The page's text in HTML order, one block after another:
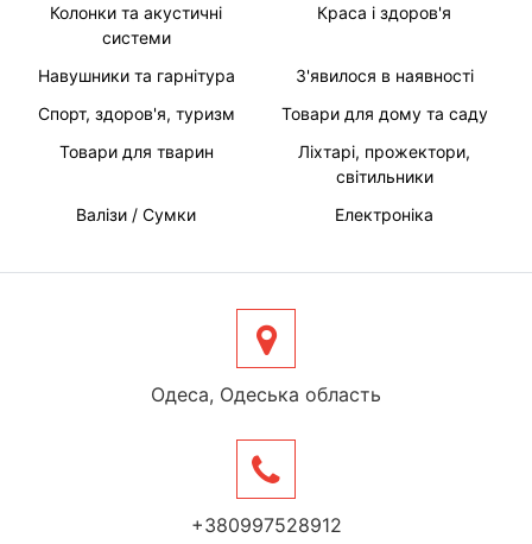
Колонки та акустичні
системи
Краса і здоров'я
Навушники та гарнітура
З'явилося в наявності
Спорт, здоров'я, туризм
Товари для дому та саду
Товари для тварин
Ліхтарі, прожектори,
світильники
Валізи / Сумки
Електроніка
Одеса, Одеська область
+380997528912